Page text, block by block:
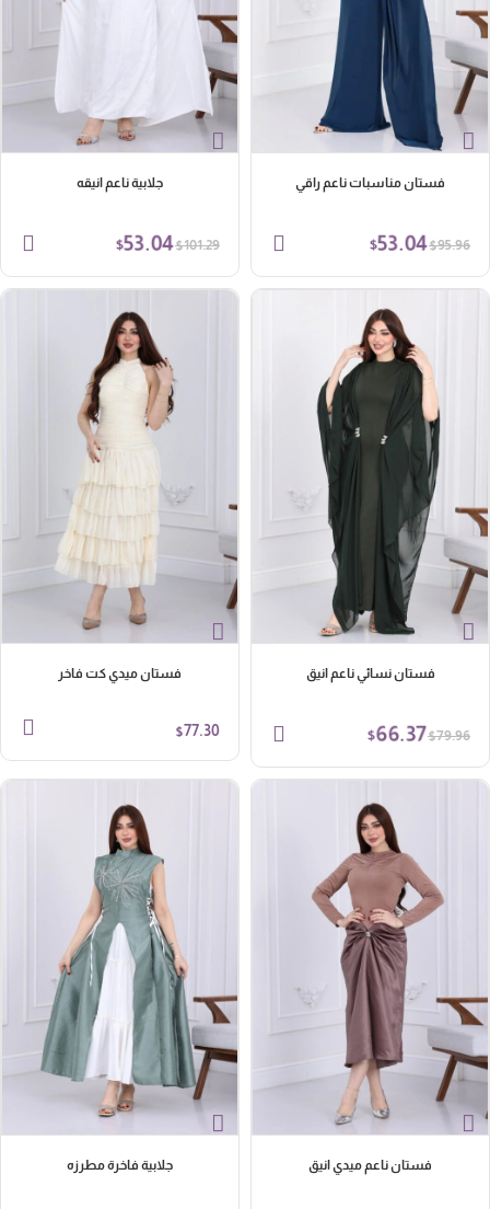
فستان مناسبات ناعم راقي
$95.96
$53.04
جلابية ناعم انيقه
$101.29
$53.04
فستان نسائي ناعم انيق
$79.96
$66.37
فستان ميدي كت فاخر
$77.30
فستان ناعم ميدي انيق جلابية فاخرة مطرزه